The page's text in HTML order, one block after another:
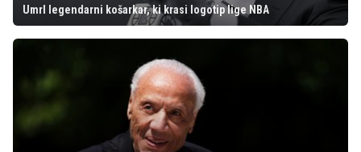
Umrl legendarni košarkar, ki krasi logotip lige NBA